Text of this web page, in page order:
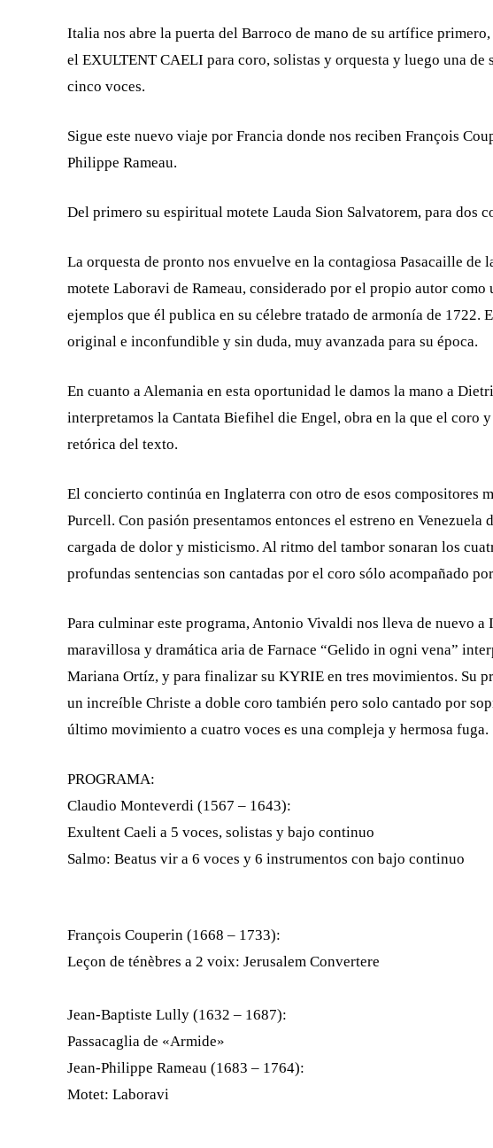
Italia nos abre la puerta del Barroco de mano de su artífice
el EXULTENT CAELI para coro, solistas y orquesta y luego una de
cinco voces.
Sigue este nuevo viaje por Francia donde nos reciben François
Philippe Rameau.
Del primero su espiritual motete Lauda Sion Salvatorem, para dos
La orquesta de pronto nos envuelve en la contagiosa Pasacaille
motete Laboravi de Rameau, considerado por el propio autor como
ejemplos que él publica en su célebre tratado de armonía de 1722.
original e inconfundible y sin duda, muy avanzada para su época.
En cuanto a Alemania en esta oportunidad le damos la mano a
interpretamos la Cantata Biefihel die Engel, obra en la que el coro
retórica del texto.
El concierto continúa en Inglaterra con otro de esos compositores
Purcell. Con pasión presentamos entonces el estreno en Venezuela
cargada de dolor y misticismo. Al ritmo del tambor sonaran los
profundas sentencias son cantadas por el coro sólo acompañado
Para culminar este programa, Antonio Vivaldi nos lleva de nuevo a
maravillosa y dramática aria de Farnace “Gelido in ogni vena”
Mariana Ortíz, y para finalizar su KYRIE en tres movimientos. Su
un increíble Christe a doble coro también pero solo cantado por
último movimiento a cuatro voces es una compleja y hermosa fuga.
PROGRAMA:
Claudio Monteverdi (1567 – 1643):
Exultent Caeli a 5 voces, solistas y bajo continuo
Salmo: Beatus vir a 6 voces y 6 instrumentos con bajo continuo
François Couperin (1668 – 1733):
Leçon de ténèbres a 2 voix: Jerusalem Convertere
Jean-Baptiste Lully (1632 – 1687):
Passacaglia de «Armide»
Jean-Philippe Rameau (1683 – 1764):
Motet: Laboravi